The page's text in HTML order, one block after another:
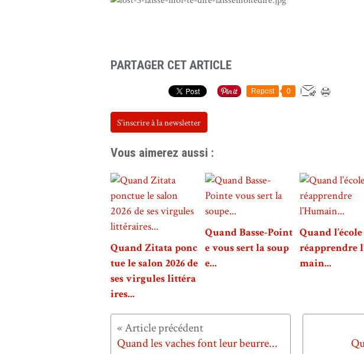
PARTAGER CET ARTICLE
Repost 0
S'inscrire à la newsletter
Vous aimerez aussi :
Quand Zitata ponc
tue le salon 2026 de
ses virgules littéra
ires...
Quand Basse-Point
e vous sert la soup
e...
Quand
réapprendre
main...
Quand les vaches font leur beurre...